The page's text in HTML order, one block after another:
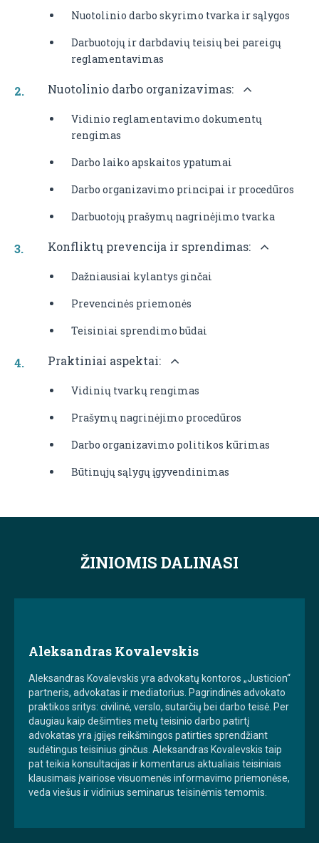
Nuotolinio darbo skyrimo tvarka ir sąlygos
Darbuotojų ir darbdavių teisių bei pareigų
reglamentavimas
Nuotolinio darbo organizavimas:
Vidinio reglamentavimo dokumentų
rengimas
Darbo laiko apskaitos ypatumai
Darbo organizavimo principai ir procedūros
Darbuotojų prašymų nagrinėjimo tvarka
Konfliktų prevencija ir sprendimas:
Dažniausiai kylantys ginčai
Prevencinės priemonės
Teisiniai sprendimo būdai
Praktiniai aspektai:
Vidinių tvarkų rengimas
Prašymų nagrinėjimo procedūros
Darbo organizavimo politikos kūrimas
Būtinųjų sąlygų įgyvendinimas
ŽINIOMIS DALINASI
Aleksandras Kovalevskis
Aleksandras Kovalevskis yra advokatų kontoros „Justicion“
partneris, advokatas ir mediatorius. Pagrindinės advokato
praktikos sritys: civilinė, verslo, sutarčių bei darbo teisė. Per
daugiau kaip dešimties metų teisinio darbo patirtį
advokatas yra įgijęs reikšmingos patirties sprendžiant
sudėtingus teisinius ginčus. Aleksandras Kovalevskis taip
pat teikia konsultacijas ir komentarus aktualiais teisiniais
klausimais įvairiose visuomenės informavimo priemonėse,
veda viešus ir vidinius seminarus teisinėmis temomis.